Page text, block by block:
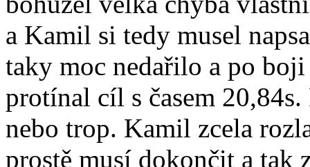
a Kamil si tedy musel
taky moc nedařilo a po
protínal cíl s časem
nebo trop. Kamil zcela
prostě musí dokončit a tak